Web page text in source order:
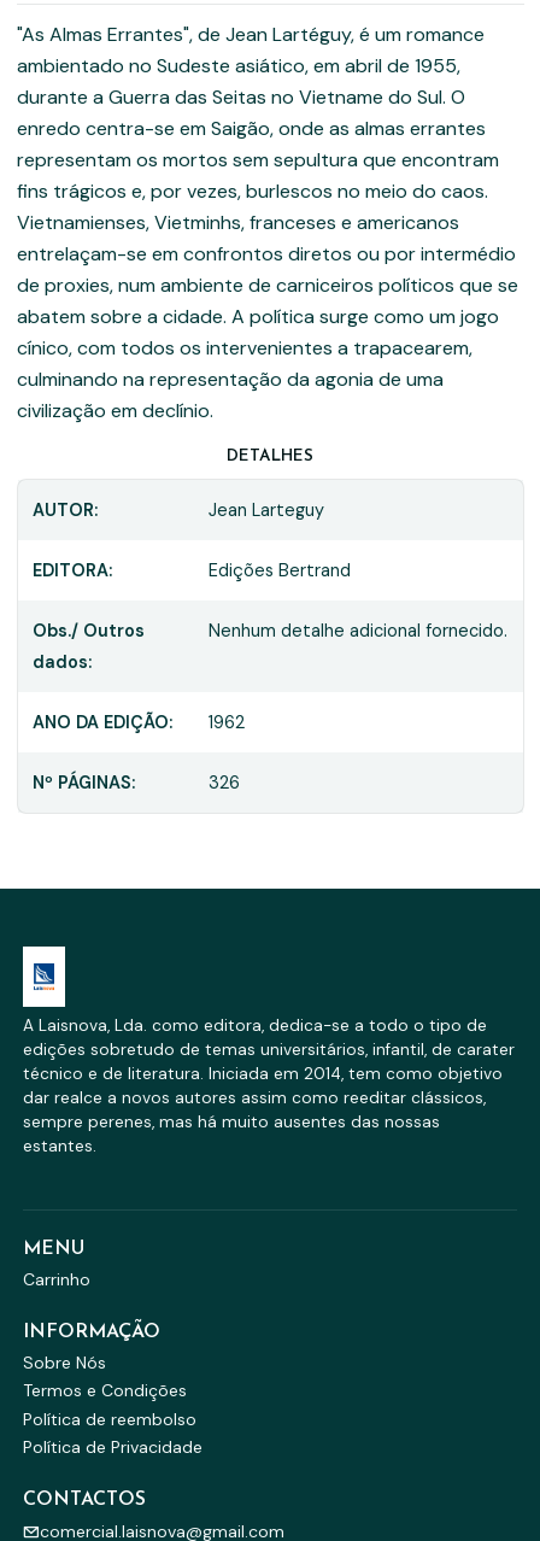
"As Almas Errantes", de Jean Lartéguy, é um romance
ambientado no Sudeste asiático, em abril de 1955,
durante a Guerra das Seitas no Vietname do Sul. O
enredo centra-se em Saigão, onde as almas errantes
representam os mortos sem sepultura que encontram
fins trágicos e, por vezes, burlescos no meio do caos.
Vietnamienses, Vietminhs, franceses e americanos
entrelaçam-se em confrontos diretos ou por intermédio
de proxies, num ambiente de carniceiros políticos que se
abatem sobre a cidade. A política surge como um jogo
cínico, com todos os intervenientes a trapacearem,
culminando na representação da agonia de uma
civilização em declínio.
DETALHES
AUTOR: Jean Larteguy
EDITORA: Edições Bertrand
Obs./ Outros
dados:
Nenhum detalhe adicional fornecido.
ANO DA EDIÇÃO: 1962
Nº PÁGINAS: 326
A Laisnova, Lda. como editora, dedica-se a todo o tipo de
edições sobretudo de temas universitários, infantil, de carater
técnico e de literatura. Iniciada em 2014, tem como objetivo
dar realce a novos autores assim como reeditar clássicos,
sempre perenes, mas há muito ausentes das nossas
estantes.
MENU
Carrinho
INFORMAÇÃO
Sobre Nós
Termos e Condições
Política de reembolso
Política de Privacidade
CONTACTOS
comercial.laisnova@gmail.com